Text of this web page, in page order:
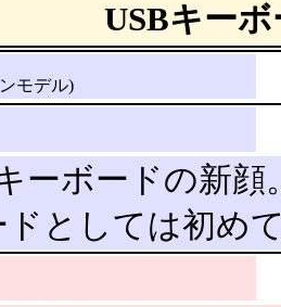
USBキー
モデル)
ーボードの新顔
ドとしては初め